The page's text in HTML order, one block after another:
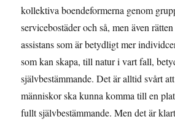
kollektiva boendeformerna genom
servicebostäder och så, men även
assistans som är betydligt mer
som kan skapa, till natur i vart fall,
självbestämmande. Det är alltid svårt
människor ska kunna komma till en
fullt självbestämmande. Men det är